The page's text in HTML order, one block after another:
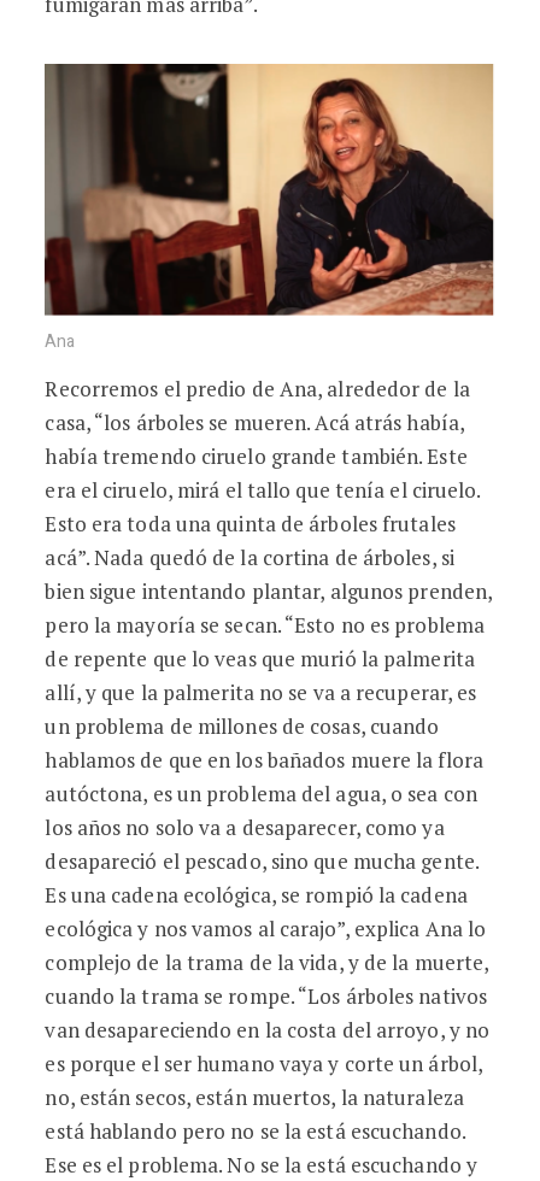
Ana
Recorremos el predio de Ana, alrededor de la
casa, “los árboles se mueren. Acá atrás había,
había tremendo ciruelo grande también. Este
era el ciruelo, mirá el tallo que tenía el ciruelo.
Esto era toda una quinta de árboles frutales
acá”. Nada quedó de la cortina de árboles, si
bien sigue intentando plantar, algunos prenden,
pero la mayoría se secan. “Esto no es problema
de repente que lo veas que murió la palmerita
allí, y que la palmerita no se va a recuperar, es
un problema de millones de cosas, cuando
hablamos de que en los bañados muere la flora
autóctona, es un problema del agua, o sea con
los años no solo va a desaparecer, como ya
desapareció el pescado, sino que mucha gente.
Es una cadena ecológica, se rompió la cadena
ecológica y nos vamos al carajo”, explica Ana lo
complejo de la trama de la vida, y de la muerte,
cuando la trama se rompe. “Los árboles nativos
van desapareciendo en la costa del arroyo, y no
es porque el ser humano vaya y corte un árbol,
no, están secos, están muertos, la naturaleza
está hablando pero no se la está escuchando.
Ese es el problema. No se la está escuchando y